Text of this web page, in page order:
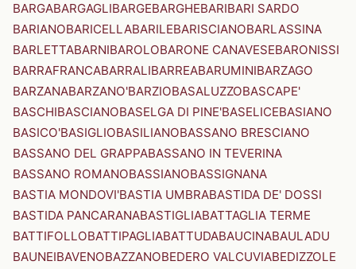
BARGABARGAGLIBARGEBARGHEBARIBARI SARDO
BARIANOBARICELLABARILEBARISCIANOBARLASSINA
BARLETTABARNIBAROLOBARONE CANAVESEBARONISSI
BARRAFRANCABARRALIBARREABARUMINIBARZAGO
BARZANABARZANO'BARZIOBASALUZZOBASCAPE'
BASCHIBASCIANOBASELGA DI PINE'BASELICEBASIANO
BASICO'BASIGLIOBASILIANOBASSANO BRESCIANO
BASSANO DEL GRAPPABASSANO IN TEVERINA
BASSANO ROMANOBASSIANOBASSIGNANA
BASTIA MONDOVI'BASTIA UMBRABASTIDA DE' DOSSI
BASTIDA PANCARANABASTIGLIABATTAGLIA TERME
BATTIFOLLOBATTIPAGLIABATTUDABAUCINABAULADU
BAUNEIBAVENOBAZZANOBEDERO VALCUVIABEDIZZOLE